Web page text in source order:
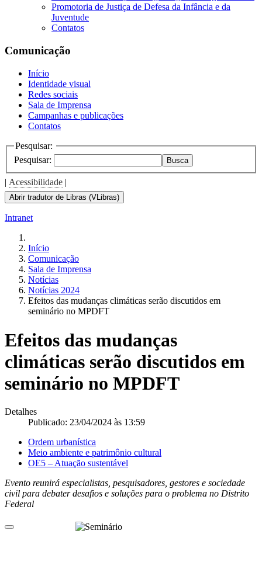
Promotoria de Justiça de Defesa da Infância e da
Juventude
Contatos
Comunicação
Início
Identidade visual
Redes sociais
Sala de Imprensa
Campanhas e publicações
Contatos
Pesquisar:
Pesquisar:
Busca
| Acessibilidade |
Abrir tradutor de Libras (VLibras)
Intranet
Início
Comunicação
Sala de Imprensa
Notícias
Notícias 2024
Efeitos das mudanças climáticas serão discutidos em
seminário no MPDFT
Efeitos das mudanças
climáticas serão discutidos em
seminário no MPDFT
Detalhes
Publicado: 23/04/2024 às 13:59
Ordem urbanística
Meio ambiente e patrimônio cultural
OE5 – Atuação sustentável
Evento reunirá especialistas, pesquisadores, gestores e sociedade
civil para debater desafios e soluções para o problema no Distrito
Federal